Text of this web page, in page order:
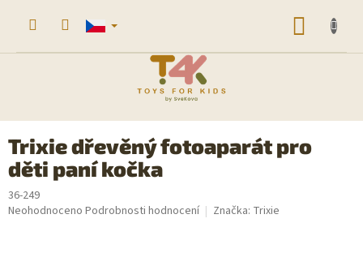
Trixie dřevěný fotoaparát pro
děti paní kočka
36-249
Průměrné
Neohodnoceno Podrobnosti hodnocení Značka: Trixie